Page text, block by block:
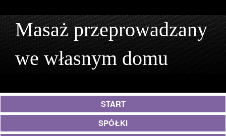
Masaż przeprowadzany
we własnym domu
START
SPÓŁKI